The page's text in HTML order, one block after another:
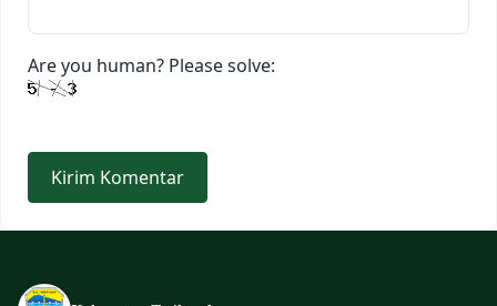
Are you human? Please solve: